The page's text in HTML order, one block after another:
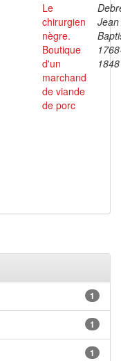
Le
chirurgien
nègre.
Boutique
d'un
marchand
de viande
de porc
Jean
1848
1
1
1